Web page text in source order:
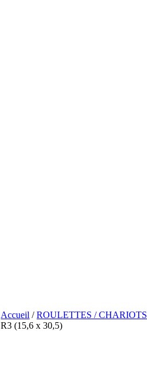
Accueil /ROULETTES / CHARIOTS
R3 (15,6 x 30,5)